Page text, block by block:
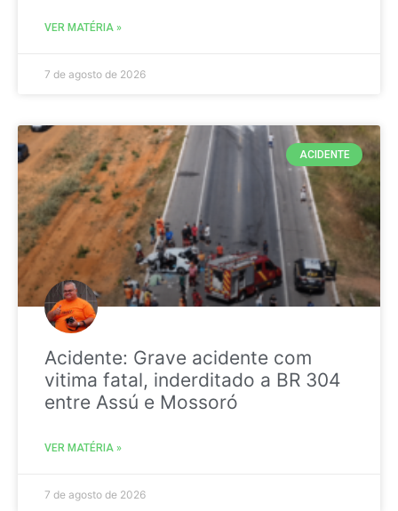
VER MATÉRIA »
7 de agosto de 2026
ACIDENTE
Acidente: Grave acidente com
vitima fatal, inderditado a BR 304
entre Assú e Mossoró
VER MATÉRIA »
7 de agosto de 2026